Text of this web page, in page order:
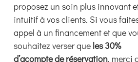
produit
proposez un soin plus innovant
intuitif à vos clients. Si vous
appel à un financement et que
souhaitez verser que les 30%
d’acompte de réservation, merci